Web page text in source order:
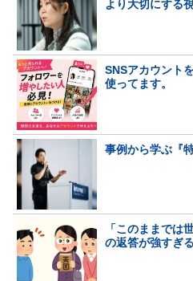
より大切にする
SNSアカウント
使ってます。
事例から学ぶ『
「このままでは
の返答が強すぎる